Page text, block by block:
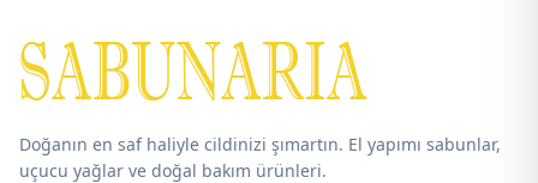
Doğanın en saf haliyle cildinizi şımartın. El yapımı sabunlar,
uçucu yağlar ve doğal bakım ürünleri.